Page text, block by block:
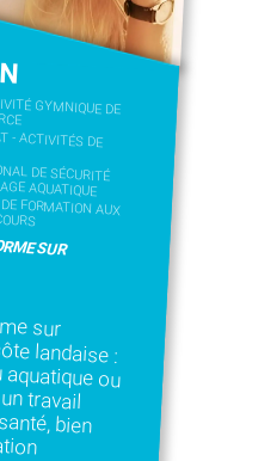
GYMNIQUE DE
- ACTIVITÉS DE
DE SÉCURITÉ
AQUATIQUE
FORMATION AUX
SUR
sur:
ou
travail
bien